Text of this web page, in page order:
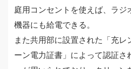
庭用コンセントを使えば、ラジ
機器にも給電できる。
また共用部に設置された「充レ
ーン電力証書」によって認証さ